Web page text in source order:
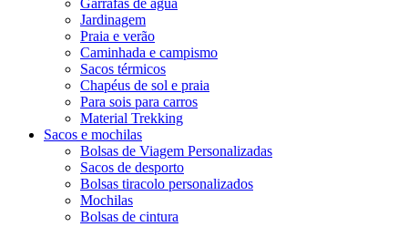
Garrafas de água
Jardinagem
Praia e verão
Caminhada e campismo
Sacos térmicos
Chapéus de sol e praia
Para sois para carros
Material Trekking
Sacos e mochilas
Bolsas de Viagem Personalizadas
Sacos de desporto
Bolsas tiracolo personalizados
Mochilas
Bolsas de cintura